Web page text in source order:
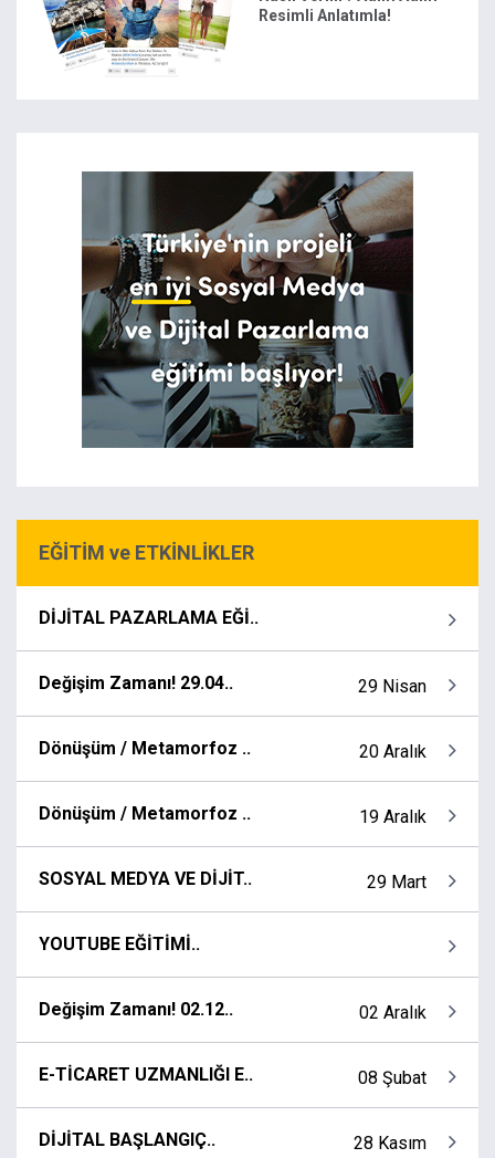
Resimli Anlatımla!
EĞİTİM ve ETKİNLİKLER
DİJİTAL PAZARLAMA EĞİ..
Değişim Zamanı! 29.04.. 29 Nisan
Dönüşüm / Metamorfoz .. 20 Aralık
Dönüşüm / Metamorfoz .. 19 Aralık
SOSYAL MEDYA VE DİJİT.. 29 Mart
YOUTUBE EĞİTİMİ..
Değişim Zamanı! 02.12.. 02 Aralık
E-TİCARET UZMANLIĞI E.. 08 Şubat
DİJİTAL BAŞLANGIÇ.. 28 Kasım